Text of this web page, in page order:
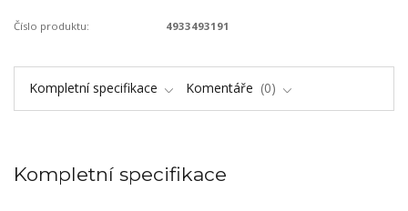
Číslo produktu: 4933493191
Kompletní specifikace Komentáře 0
Kompletní specifikace